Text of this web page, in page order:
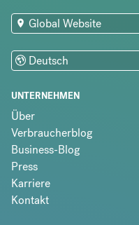
UNTERNEHMEN
Über
Verbraucherblog
Business-Blog
Press
Karriere
Kontakt